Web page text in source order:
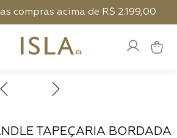
compras acima de R$ 2.199,00
TAPEÇARIA BORDADA